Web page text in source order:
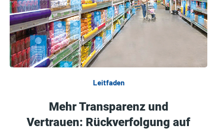
Leitfaden
Mehr Transparenz und
Vertrauen: Rückverfolgung auf